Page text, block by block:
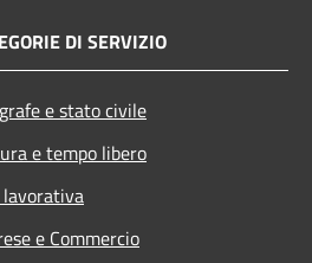
DI SERVIZIO
e stato civile
e tempo libero
e Commercio